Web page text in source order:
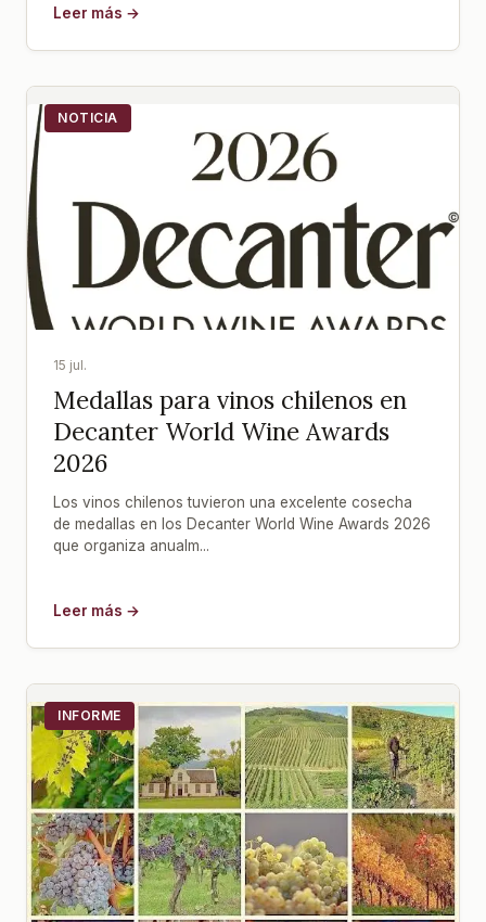
Leer más →
NOTICIA
15 jul.
Medallas para vinos chilenos en
Decanter World Wine Awards
2026
Los vinos chilenos tuvieron una excelente cosecha
de medallas en los Decanter World Wine Awards 2026
que organiza anualm...
Leer más →
INFORME